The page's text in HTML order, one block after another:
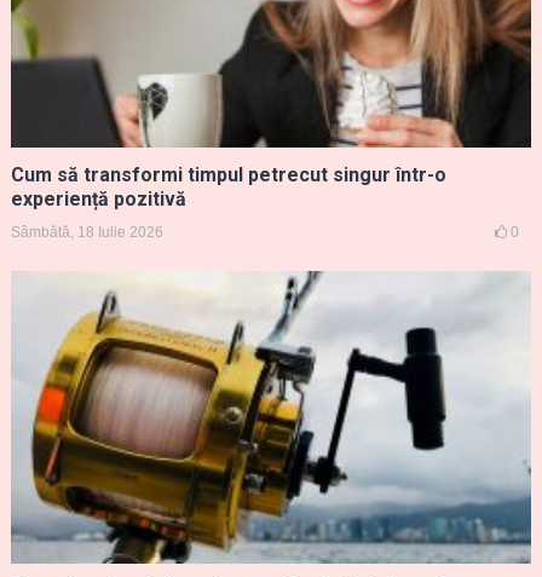
Cum să transformi timpul petrecut singur într-o
experiență pozitivă
Sâmbătă, 18 Iulie 2026 0